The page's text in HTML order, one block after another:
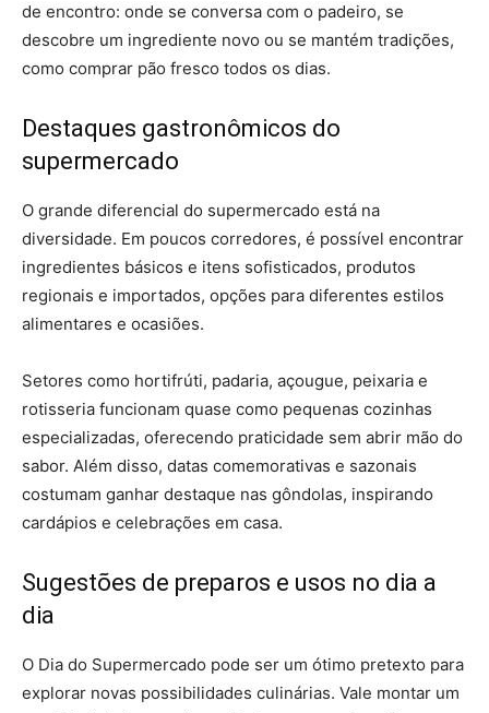
de encontro: onde se conversa com o padeiro, se
descobre um ingrediente novo ou se mantém tradições,
como comprar pão fresco todos os dias.
Destaques gastronômicos do
supermercado
O grande diferencial do supermercado está na
diversidade. Em poucos corredores, é possível encontrar
ingredientes básicos e itens sofisticados, produtos
regionais e importados, opções para diferentes estilos
alimentares e ocasiões.
Setores como hortifrúti, padaria, açougue, peixaria e
rotisseria funcionam quase como pequenas cozinhas
especializadas, oferecendo praticidade sem abrir mão do
sabor. Além disso, datas comemorativas e sazonais
costumam ganhar destaque nas gôndolas, inspirando
cardápios e celebrações em casa.
Sugestões de preparos e usos no dia a
dia
O Dia do Supermercado pode ser um ótimo pretexto para
explorar novas possibilidades culinárias. Vale montar um